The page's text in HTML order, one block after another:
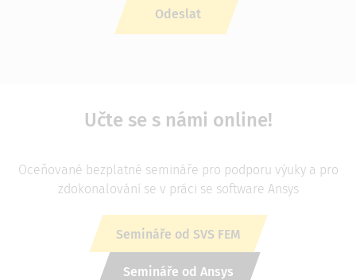
Učte se s námi online!
Oceňované bezplatné semináře pro podporu výuky a pro
zdokonalování se v práci se software Ansys
Semináře od SVS FEM
Semináře od Ansys